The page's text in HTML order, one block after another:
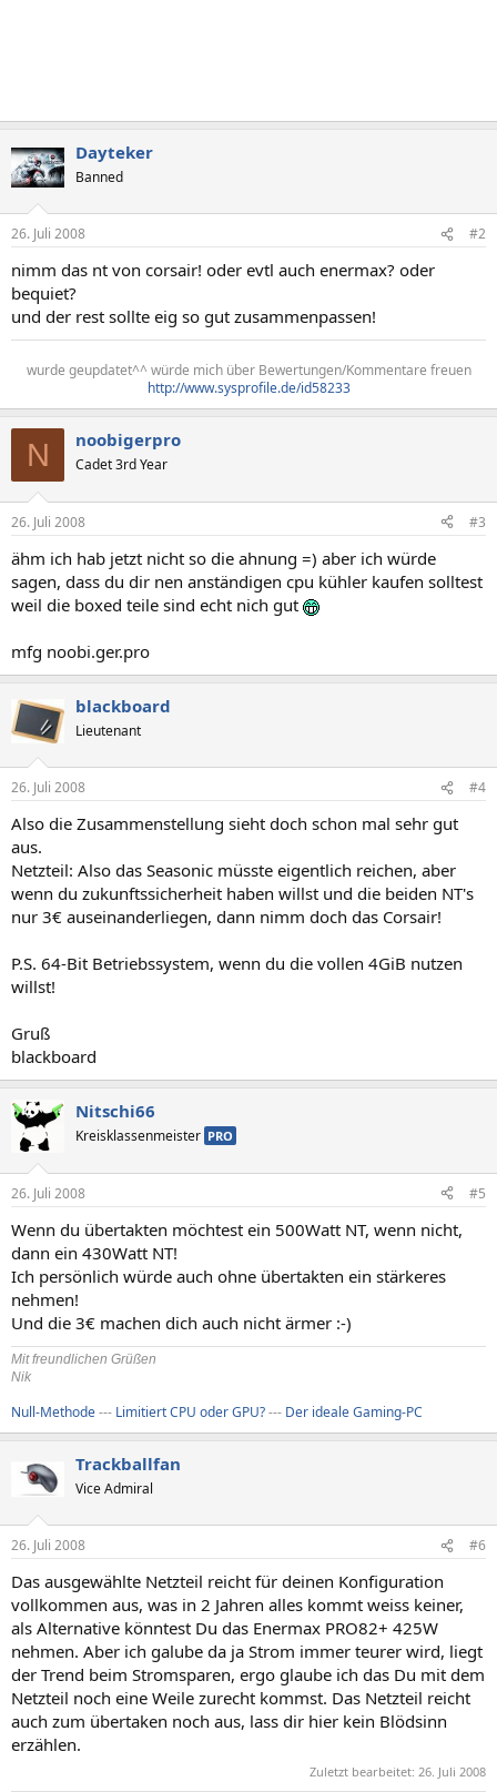
Dayteker
Banned
26. Juli 2008 #2
nimm das nt von corsair! oder evtl auch enermax? oder
bequiet?
und der rest sollte eig so gut zusammenpassen!
wurde geupdatet^^ würde mich über Bewertungen/Kommentare freuen
http://www.sysprofile.de/id58233
N noobigerpro
Cadet 3rd Year
26. Juli 2008 #3
ähm ich hab jetzt nicht so die ahnung =) aber ich würde
sagen, dass du dir nen anständigen cpu kühler kaufen solltest
weil die boxed teile sind echt nich gut
mfg noobi.ger.pro
blackboard
Lieutenant
26. Juli 2008 #4
Also die Zusammenstellung sieht doch schon mal sehr gut
aus.
Netzteil: Also das Seasonic müsste eigentlich reichen, aber
wenn du zukunftssicherheit haben willst und die beiden NT's
nur 3€ auseinanderliegen, dann nimm doch das Corsair!
P.S. 64-Bit Betriebssystem, wenn du die vollen 4GiB nutzen
willst!
Gruß
blackboard
Nitschi66
Kreisklassenmeister PRO
26. Juli 2008 #5
Wenn du übertakten möchtest ein 500Watt NT, wenn nicht,
dann ein 430Watt NT!
Ich persönlich würde auch ohne übertakten ein stärkeres
nehmen!
Und die 3€ machen dich auch nicht ärmer :-)
Mit freundlichen Grüßen
Nik
Null-Methode--- Limitiert CPU oder GPU?--- Der ideale Gaming-PC
Trackballfan
Vice Admiral
26. Juli 2008 #6
Das ausgewählte Netzteil reicht für deinen Konfiguration
vollkommen aus, was in 2 Jahren alles kommt weiss keiner,
als Alternative könntest Du das Enermax PRO82+ 425W
nehmen. Aber ich galube da ja Strom immer teurer wird, liegt
der Trend beim Stromsparen, ergo glaube ich das Du mit dem
Netzteil noch eine Weile zurecht kommst. Das Netzteil reicht
auch zum übertaken noch aus, lass dir hier kein Blödsinn
erzählen.
Zuletzt bearbeitet: 26. Juli 2008